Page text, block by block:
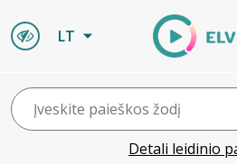
LT
Detali leidinio